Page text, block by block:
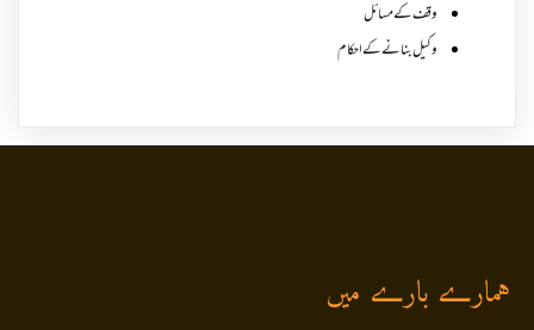
وقف کے مسائل
وکیل بنانے کے احکام
ہمارے بارے میں